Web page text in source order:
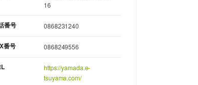
16
番号 0868231240
番号 0868249556
https://yamada.e-
tsuyama.com/